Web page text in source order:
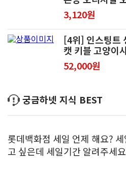
3,120원
[4위] 인스팅트
캣 키블 고양이
2026/12/05일]
52,000원
궁금하넷 지식 BEST
롯데백화점 세일 언제 해요?
고 싶은데 세일기간 알려주세